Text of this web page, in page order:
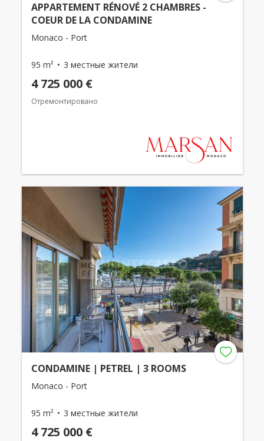
APPARTEMENT RÉNOVÉ 2 CHAMBRES -
COEUR DE LA CONDAMINE
Monaco - Port
95 m² 3 местные жители
4 725 000 €
Отремонтировано
CONDAMINE | PETREL | 3 ROOMS
Monaco - Port
95 m² 3 местные жители
4 725 000 €